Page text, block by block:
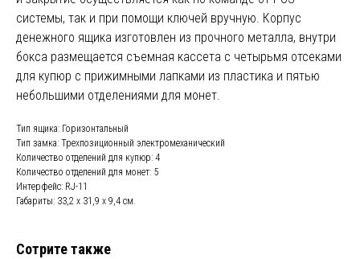
системы, так и при помощи ключей вручную. Корпус
денежного ящика изготовлен из прочного металла, внутри
бокса размещается съемная кассета с четырьмя отсеками
для купюр с прижимными лапками из пластика и пятью
небольшими отделениями для монет.
Тип ящика: Горизонтальный
Тип замка: Трехпозиционный электромеханический
Количество отделений для купюр: 4
Количество отделений для монет: 5
Интерфейс: RJ-11
Габариты: 33,2 х 31,9 х 9,4 см.
Сотрите также